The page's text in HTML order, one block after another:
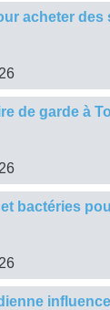
acheter des
de garde à
bactéries